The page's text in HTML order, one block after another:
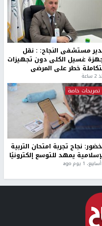
مستشفى النجاح: : نقل
غسيل الكلى دون تجهيزات
خطر على المرضى
تصريحات خاصة
نجاح تجربة امتحان التربية
يمهد للتوسع إلكترونيًا